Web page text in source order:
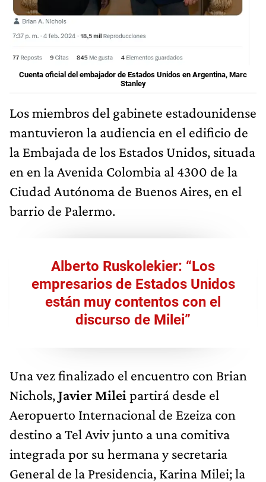
Cuenta oficial del embajador de Estados Unidos en Argentina, Marc
Stanley
Los miembros del gabinete estadounidense
mantuvieron la audiencia en el edificio de
la Embajada de los Estados Unidos, situada
en en la Avenida Colombia al 4300 de la
Ciudad Autónoma de Buenos Aires, en el
barrio de Palermo.
Alberto Ruskolekier: “Los
empresarios de Estados Unidos
están muy contentos con el
discurso de Milei”
Una vez finalizado el encuentro con Brian
Nichols,Javier Milei partirá desde el
Aeropuerto Internacional de Ezeiza con
destino a Tel Aviv junto a una comitiva
integrada por su hermana y secretaria
General de la Presidencia, Karina Milei; la